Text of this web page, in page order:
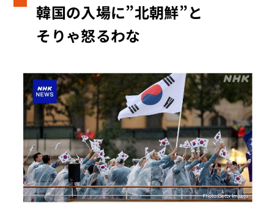
韓国の入場に”北朝鮮”と
そりゃ怒るわな